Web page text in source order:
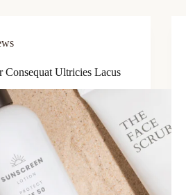
Consequat Ultricies Lacus